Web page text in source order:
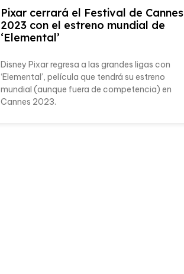
Pixar cerrará el Festival de Cannes
2023 con el estreno mundial de
‘Elemental’
Disney Pixar regresa a las grandes ligas con
‘Elemental’, película que tendrá su estreno
mundial (aunque fuera de competencia) en
Cannes 2023.